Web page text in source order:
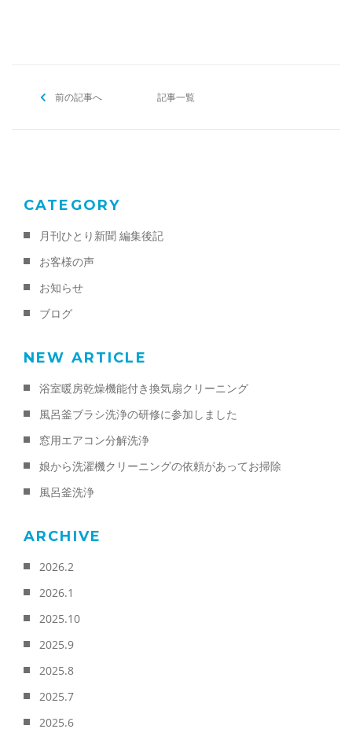
o
前の記事へ 記事一覧
CATEGORY
月刊ひとり新聞 編集後記
お客様の声
お知らせ
ブログ
NEW ARTICLE
浴室暖房乾燥機能付き換気扇クリーニング
風呂釜ブラシ洗浄の研修に参加しました
窓用エアコン分解洗浄
娘から洗濯機クリーニングの依頼があってお掃除
風呂釜洗浄
ARCHIVE
2026.2
2026.1
2025.10
2025.9
2025.8
2025.7
2025.6